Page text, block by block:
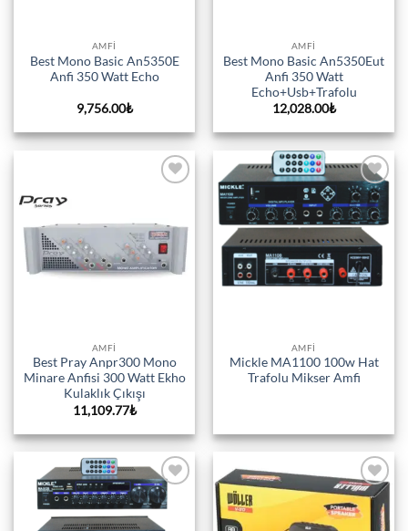
AMFI
Best Mono Basic An5350E
Anfi 350 Watt Echo
9,756.00₺
AMFI
Best Mono Basic An5350Eut
Anfi 350 Watt
Echo+Usb+Trafolu
12,028.00₺
AMFI
Best Pray Anpr300 Mono
Minare Anfisi 300 Watt Ekho
Kulaklık Çıkışı
11,109.77₺
Add to
wishlist
AMFI
Mickle MA1100 100w Hat
Trafolu Mikser Amfi
Add to
wishlist
Add to
wishlist